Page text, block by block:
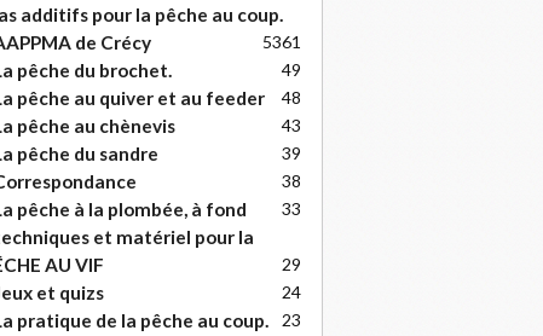
additifs pour la pêche au coup.
61
de Crécy 53
pêche du brochet. 49
pêche au quiver et au feeder 48
pêche au chènevis 43
pêche du sandre 39
38
pêche à la plombée, à fond 33
et matériel pour la
AU VIF
29
et quizs 24
pratique de la pêche au coup. 23